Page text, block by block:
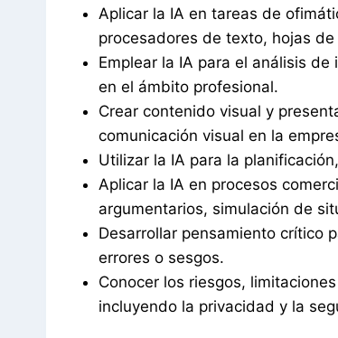
Aplicar la IA en tareas de
procesadores de texto, hojas
Emplear la IA para el análisis
en el ámbito profesional.
Crear contenido visual y
comunicación visual en la
Utilizar la IA para la
Aplicar la IA en procesos
argumentarios, simulación de
Desarrollar pensamiento crítico
errores o sesgos.
Conocer los riesgos,
incluyendo la privacidad y la